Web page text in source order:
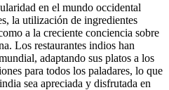
en el mundo occidental
la utilización de ingredientes
a la creciente conciencia sobre
Los restaurantes indios han
adaptando sus platos a los
para todos los paladares, lo que
sea apreciada y disfrutada en